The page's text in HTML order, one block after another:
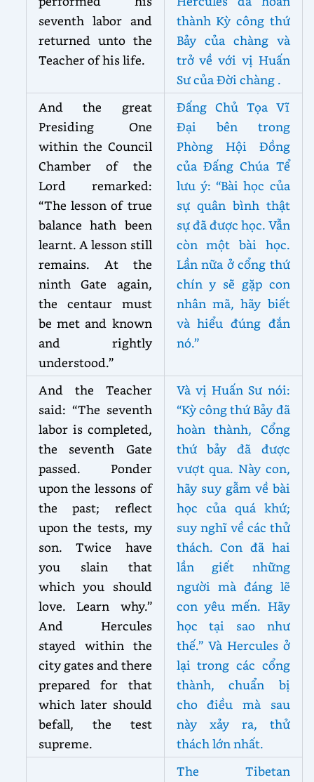
seventh labor and
returned unto the
Teacher of his life.
thành Kỳ công thứ
Bảy của chàng và
trở về với vị Huấn
Sư của Đời chàng .
And the great
Presiding One
within the Council
Chamber of the
Lord remarked:
“The lesson of true
balance hath been
learnt. A lesson still
remains. At the
ninth Gate again,
the centaur must
be met and known
and rightly
understood.”
Đấng Chủ Tọa Vĩ
Đại bên trong
Phòng Hội Đồng
của Đấng Chúa Tể
lưu ý: “Bài học của
sự quân bình thật
sự đã được học. Vẫn
còn một bài học.
Lần nữa ở cổng thứ
chín y sẽ gặp con
nhân mã, hãy biết
và hiểu đúng đắn
nó.”
And the Teacher
said: “The seventh
labor is completed,
the seventh Gate
passed. Ponder
upon the lessons of
the past; reflect
upon the tests, my
son. Twice have
you slain that
which you should
love. Learn why.”
And Hercules
stayed within the
city gates and there
prepared for that
which later should
befall, the test
supreme.
Và vị Huấn Sư nói:
“Kỳ công thứ Bảy đã
hoàn thành, Cổng
thứ bảy đã được
vượt qua. Này con,
hãy suy gẫm về bài
học của quá khứ;
suy nghĩ về các thử
thách. Con đã hai
lần giết những
người mà đáng lẽ
con yêu mến. Hãy
học tại sao như
thế.” Và Hercules ở
lại trong các cổng
thành, chuẩn bị
cho điều mà sau
này xảy ra, thử
thách lớn nhất.
The Tibetan